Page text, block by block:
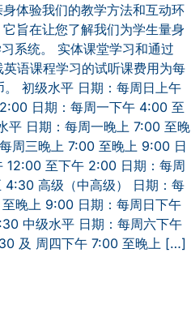
体验我们的教学方法和互动环
旨在让您了解我们为学生量身
系统。 实体课堂学习和通过
语课程学习的试听课费用为每
初级水平 日期：每周日上午
日期：每周一下午 4:00 至
平 日期：每周一晚上 7:00 至晚
周三晚上 7:00 至晚上 9:00 日
12:00 至下午 2:00 日期：每周
4:30 高级（中高级） 日期：每
晚上 9:00 日期：每周日下午
中级水平 日期：每周六下午
及 周四下午 7:00 至晚上 […]